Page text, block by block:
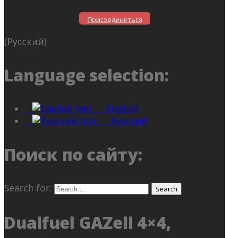
Присоединиться
(Русский)
Language selection:
English
Русский
Поиск по сайту:
Search for:
Dualfuel GAZell 4×4,